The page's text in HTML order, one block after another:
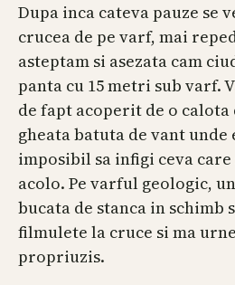
Dupa inca cateva pauze se
crucea de pe varf, mai
asteptam si asezata cam
panta cu 15 metri sub varf.
de fapt acoperit de o calota
gheata batuta de vant
imposibil sa infigi ceva care
acolo. Pe varful geologic,
bucata de stanca in schimb
filmulete la cruce si ma
propriuzis.